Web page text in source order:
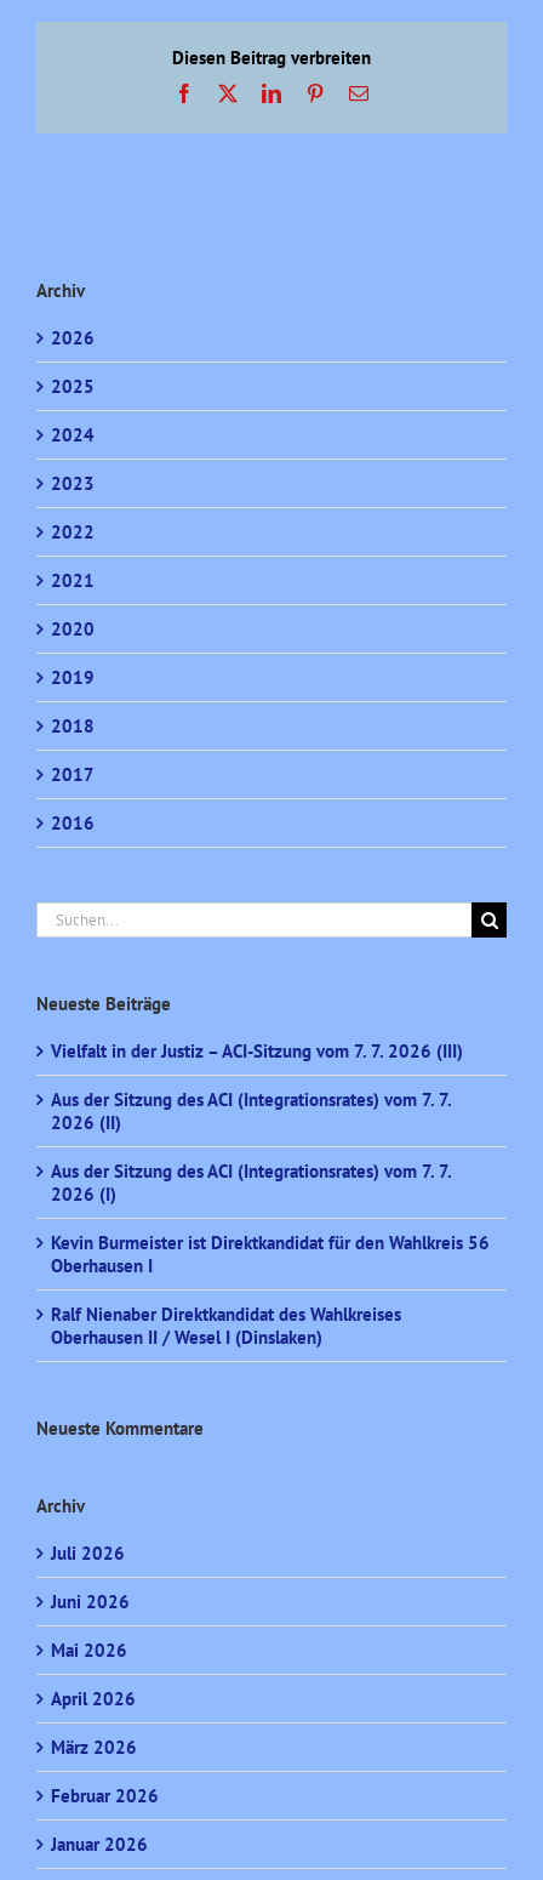
Diesen Beitrag verbreiten
Facebook LinkedInPinterest
E-
Archiv
2026
2025
2024
2023
2022
2021
2020
2019
2018
2017
2016
Suche
nach:
Neueste Beiträge
Vielfalt in der Justiz – ACI-Sitzung vom 7. 7. 2026 (III)
Aus der Sitzung des ACI (Integrationsrates) vom 7. 7.
2026 (II)
Aus der Sitzung des ACI (Integrationsrates) vom 7. 7.
2026 (I)
Kevin Burmeister ist Direktkandidat für den Wahlkreis 56
Oberhausen I
Ralf Nienaber Direktkandidat des Wahlkreises
Oberhausen II / Wesel I (Dinslaken)
Neueste Kommentare
Archiv
Juli 2026
Juni 2026
Mai 2026
April 2026
März 2026
Februar 2026
Januar 2026